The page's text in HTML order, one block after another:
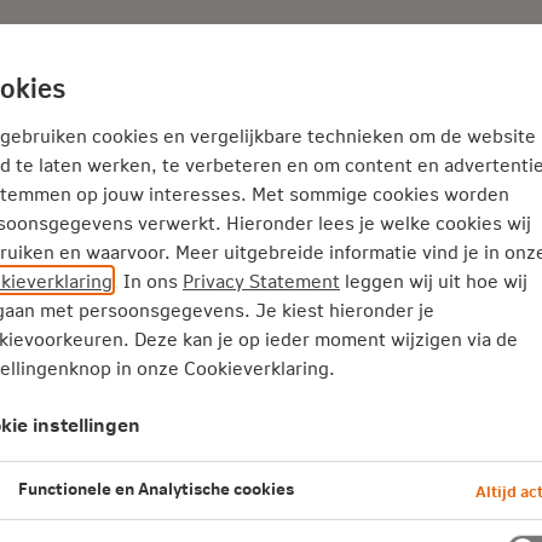
Adviseur Nieuws
Service en Contact
Schedelbeschermer (kap)
die een grote kans hebben op vallen en hierdoor
een schedeldefect hebt of als je door regelmatige
kan ontstaan.
in 2026
cookies en vergelijkbare technieken om de website
te laten werken, te verbeteren en om content en
op jouw interesses. Met sommige cookies worden
verwerkt. Hieronder lees je welke cookies wij
en waarvoor. Meer uitgebreide informatie vind je in
. In ons Privacy Statement leggen wij uit hoe wij
met persoonsgegevens. Je kiest hieronder je
Deze kan je op ieder moment wijzigen via de
in onze Cookieverklaring.
instellingen
Functionele en Analytische cookies Altijd